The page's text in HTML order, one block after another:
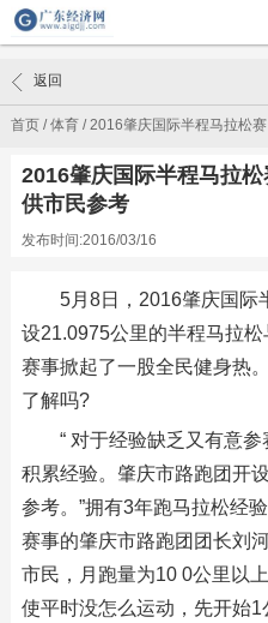
首页/体育/2016肇庆国际半程马拉松
返回
2016肇庆国际半程马拉
供市民参考
发布时间:2016/03/16
5月8日，2016肇庆国际
设21.0975公里的半程马拉
赛事掀起了一股全民健身热
了解吗?
“ 对于经验缺乏又有意
积累经验。肇庆市路跑团开
参考。”拥有3年跑马拉松经
赛事的肇庆市路跑团团长刘
市民，月跑量为10 0公里以
使平时没怎么运动，先开始